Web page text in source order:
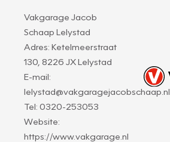
Vakgarage Jacob
Schaap Lelystad
Adres: Ketelmeerstraat
130, 8226 JX Lelystad
E-mail:
lelystad@vakgaragejacobschaap.nl
Tel: 0320-253053
Website:
https://www.vakgarage.nl